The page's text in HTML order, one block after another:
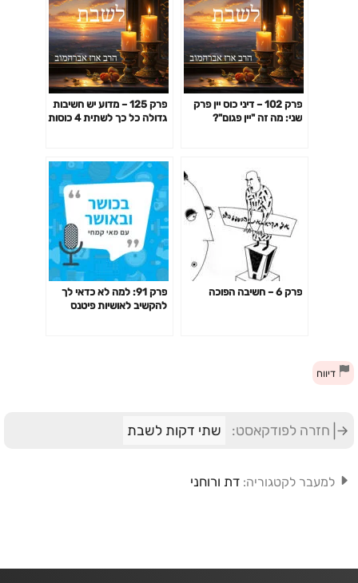
פרק 102 – דיני כוס יין פרק
שני: מה זה "יין פגום"?
פרק 125 – מדוע יש חשיבות
גדולה כל כך לשתית 4 כוסות
פרק 6 – חשיבה הפוכה
פרק 91: למה לא כדאי לך
להקשיב לאושיות פיטנס
דיווח
חזרה לפודקאסט: שתי דקות לשבת
למעבר לקטגוריה: דת ורוחני